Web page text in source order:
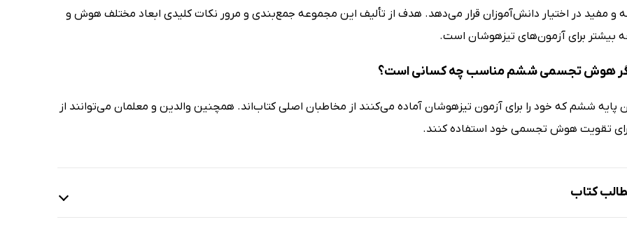
مفید در اختیار دانش‌آموزان قرار می‌دهد. هدف از تألیف این مجموعه جمع‌بندی و مرور نکات کلیدی ابعاد مختلف هوش و
بیشتر برای آزمون‌های تیزهوشان است.
هوش تجسمی ششم مناسب چه کسانی است؟
پایه ششم که خود را برای آزمون تیزهوشان آماده می‌کنند از مخاطبان اصلی کتاب‌اند. همچنین والدین و معلمان می‌توانند از
تقویت هوش تجسمی خود استفاده کنند.
کتاب